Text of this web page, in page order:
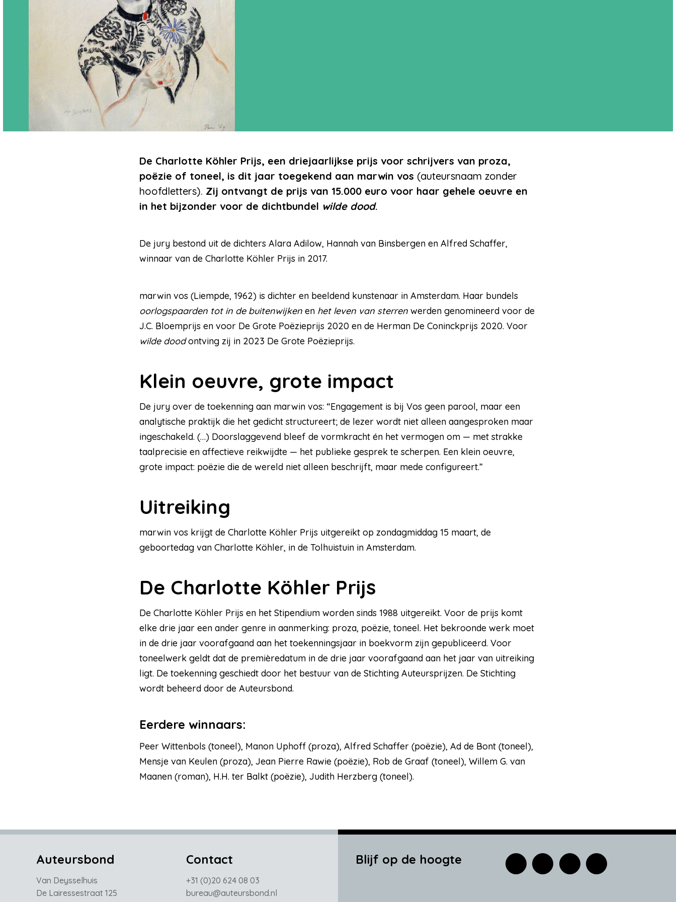
De Charlotte Köhler Prijs, een driejaarlijkse prijs voor schrijvers van proza,
poëzie of toneel, is dit jaar toegekend aan marwin vos (auteursnaam zonder
hoofdletters). Zij ontvangt de prijs van 15.000 euro voor haar gehele oeuvre en
in het bijzonder voor de dichtbundel wilde dood.
De jury bestond uit de dichters Alara Adilow, Hannah van Binsbergen en Alfred Schaffer,
winnaar van de Charlotte Köhler Prijs in 2017.
marwin vos (Liempde, 1962) is dichter en beeldend kunstenaar in Amsterdam. Haar bundels
oorlogspaarden tot in de buitenwijken en het leven van sterren werden genomineerd voor de
J.C. Bloemprijs en voor De Grote Poëzieprijs 2020 en de Herman De Coninckprijs 2020. Voor
wilde doodontving zij in 2023 De Grote Poëzieprijs.
Klein oeuvre, grote impact
De jury over de toekenning aan marwin vos: “Engagement is bij Vos geen parool, maar een
analytische praktijk die het gedicht structureert; de lezer wordt niet alleen aangesproken maar
ingeschakeld. (…) Doorslaggevend bleef de vormkracht én het vermogen om — met strakke
taalprecisie en affectieve reikwijdte — het publieke gesprek te scherpen. Een klein oeuvre,
grote impact: poëzie die de wereld niet alleen beschrijft, maar mede configureert.”
Uitreiking
marwin vos krijgt de Charlotte Köhler Prijs uitgereikt op zondagmiddag 15 maart, de
geboortedag van Charlotte Köhler, in de Tolhuistuin in Amsterdam.
De Charlotte Köhler Prijs
De Charlotte Köhler Prijs en het Stipendium worden sinds 1988 uitgereikt. Voor de prijs komt
elke drie jaar een ander genre in aanmerking: proza, poëzie, toneel. Het bekroonde werk moet
in de drie jaar voorafgaand aan het toekenningsjaar in boekvorm zijn gepubliceerd. Voor
toneelwerk geldt dat de premièredatum in de drie jaar voorafgaand aan het jaar van uitreiking
ligt. De toekenning geschiedt door het bestuur van de Stichting Auteursprijzen. De Stichting
wordt beheerd door de Auteursbond.
Eerdere winnaars:
Peer Wittenbols (toneel), Manon Uphoff (proza), Alfred Schaffer (poëzie), Ad de Bont (toneel),
Mensje van Keulen (proza), Jean Pierre Rawie (poëzie), Rob de Graaf (toneel), Willem G. van
Maanen (roman), H.H. ter Balkt (poëzie), Judith Herzberg (toneel).
Auteursbond
Van Deysselhuis
De Lairessestraat 125
Contact
+31 (0)20 624 08 03
bureau@auteursbond.nl
Blijf op de hoogte